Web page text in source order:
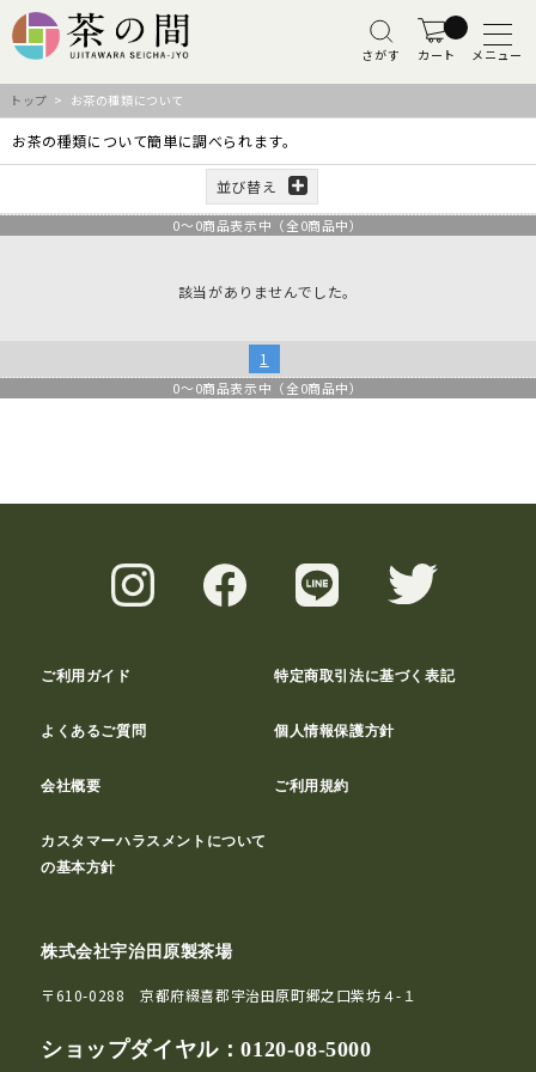
さがす カート メニュー
トップ > お茶の種類について
お茶の種類について簡単に調べられます。
並び替え
0～0商品表示中（全0商品中）
該当がありませんでした。
1
0～0商品表示中（全0商品中）
ご利用ガイド 特定商取引法に基づく表記
よくあるご質問 個人情報保護方針
会社概要 ご利用規約
カスタマーハラスメントについて
の基本方針
株式会社宇治田原製茶場
〒610-0288 京都府綴喜郡宇治田原町郷之口紫坊４-１
ショップダイヤル：0120-08-5000